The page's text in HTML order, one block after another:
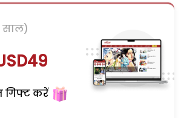
साल)
गिफ्ट करें